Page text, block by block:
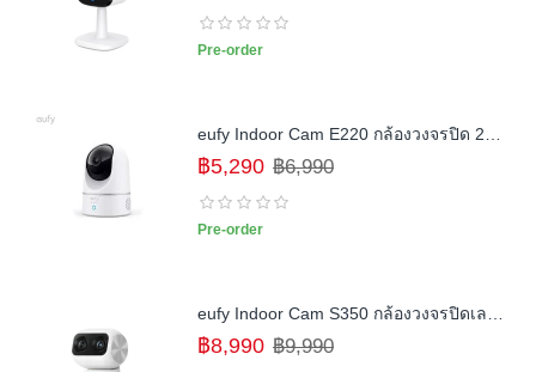
Pre-order
Pre-order
฿5,290 ฿6,990
฿8,990 ฿9,990